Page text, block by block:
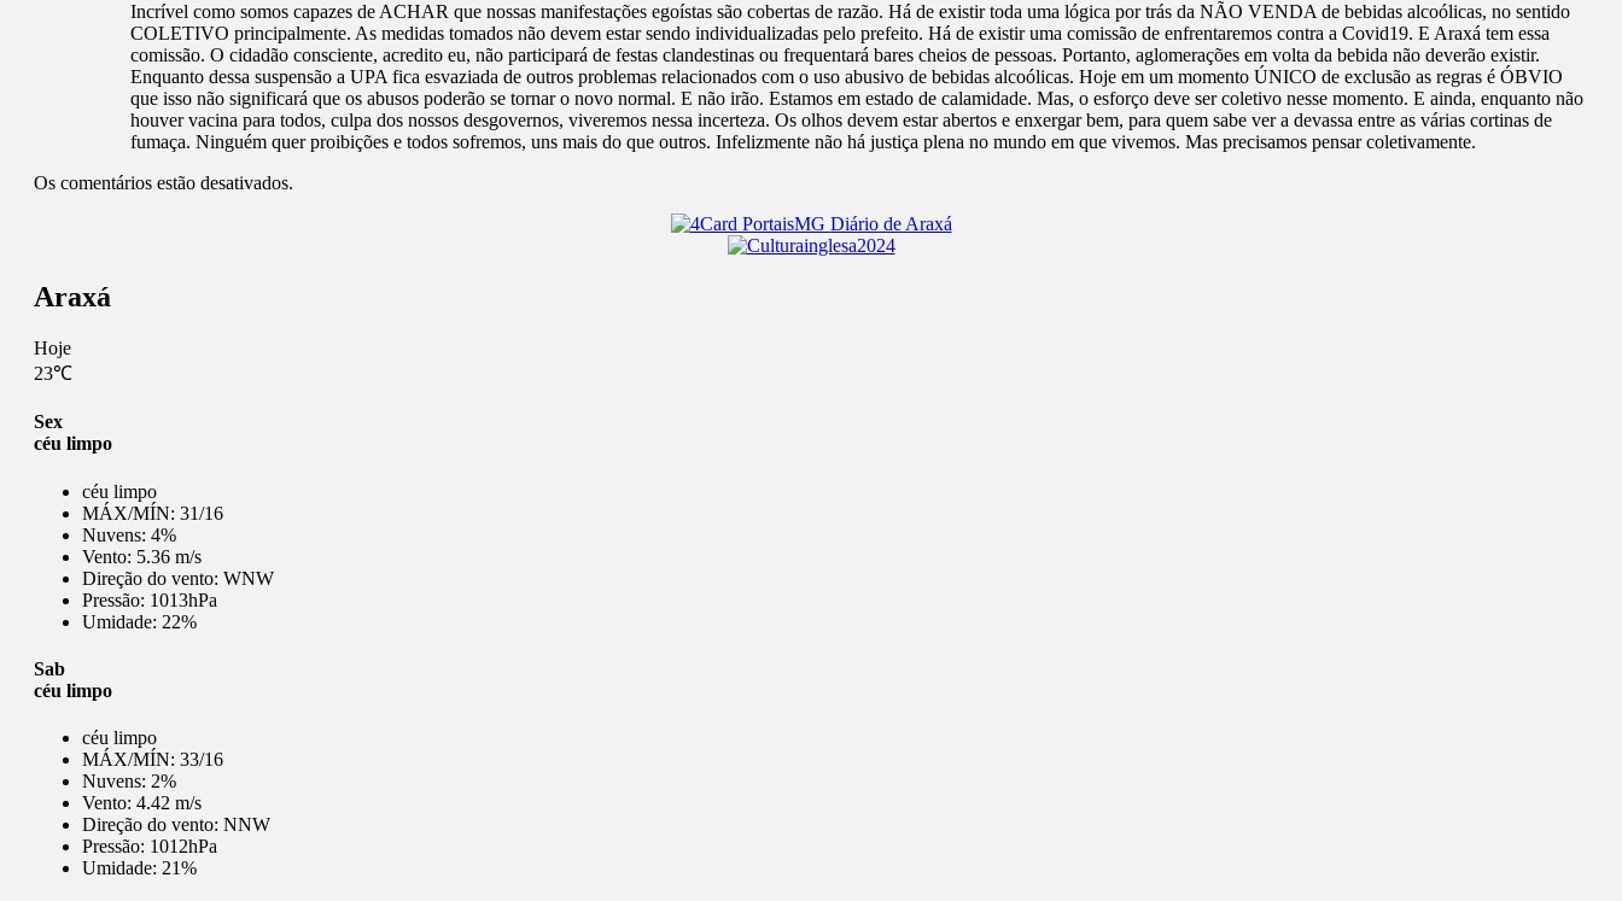
Incrível como somos capazes de ACHAR que nossas manifestações egoístas são cobertas de razão. Há de existir toda uma lógica por trás da NÃO VENDA de bebidas alcoólicas, no sentido
COLETIVO principalmente. As medidas tomados não devem estar sendo individualizadas pelo prefeito. Há de existir uma comissão de enfrentaremos contra a Covid19. E Araxá tem essa
comissão. O cidadão consciente, acredito eu, não participará de festas clandestinas ou frequentará bares cheios de pessoas. Portanto, aglomerações em volta da bebida não deverão existir.
Enquanto dessa suspensão a UPA fica esvaziada de outros problemas relacionados com o uso abusivo de bebidas alcoólicas. Hoje em um momento ÚNICO de exclusão as regras é ÓBVIO
que isso não significará que os abusos poderão se tornar o novo normal. E não irão. Estamos em estado de calamidade. Mas, o esforço deve ser coletivo nesse momento. E ainda, enquanto não
houver vacina para todos, culpa dos nossos desgovernos, viveremos nessa incerteza. Os olhos devem estar abertos e enxergar bem, para quem sabe ver a devassa entre as várias cortinas de
fumaça. Ninguém quer proibições e todos sofremos, uns mais do que outros. Infelizmente não há justiça plena no mundo em que vivemos. Mas precisamos pensar coletivamente.
Os comentários estão desativados.
Araxá
Hoje
23℃
Sex
céu limpo
céu limpo
MÁX/MÍN: 31/16
Nuvens: 4%
Vento: 5.36 m/s
Direção do vento: WNW
Pressão: 1013hPa
Umidade: 22%
Sab
céu limpo
céu limpo
MÁX/MÍN: 33/16
Nuvens: 2%
Vento: 4.42 m/s
Direção do vento: NNW
Pressão: 1012hPa
Umidade: 21%